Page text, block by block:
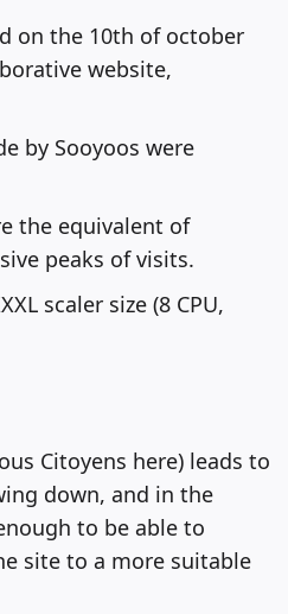
on the 10th of october
website,
by Sooyoos were
the equivalent of
peaks of visits.
scaler size (8 CPU,
Citoyens here) leads to
down, and in the
to be able to
site to a more suitable